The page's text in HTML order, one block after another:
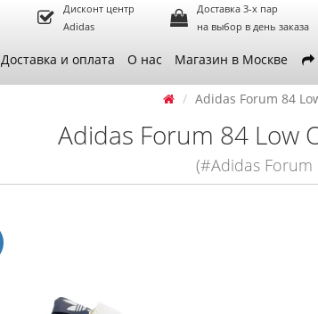
Дисконт центр
Adidas
Доставка 3-х пар
на выбор в день заказа
Доставка и оплата О нас Магазин в Москве
Adidas Forum 84
Adidas Forum 84 Low
(#Adidas Forum